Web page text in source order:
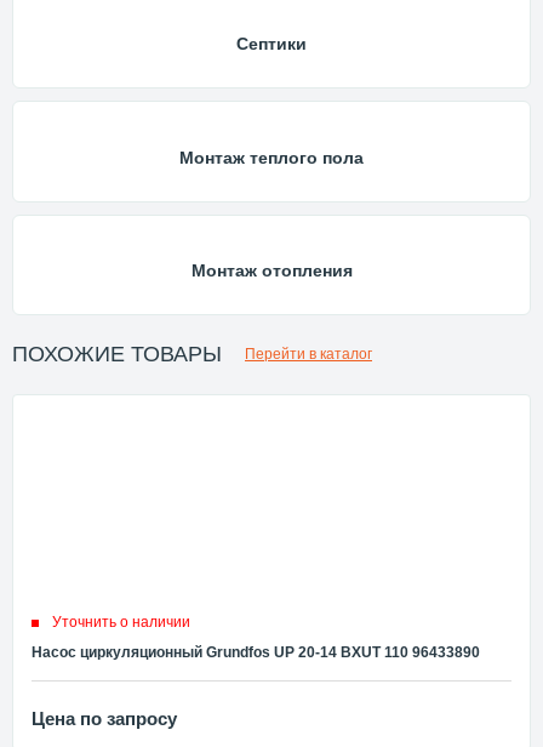
Септики
Монтаж теплого пола
Монтаж отопления
ПОХОЖИЕ ТОВАРЫ Перейти в каталог
Уточнить о наличии
Насос циркуляционный Grundfos UP 20-14 BXUT 110 96433890
Цена по запросу